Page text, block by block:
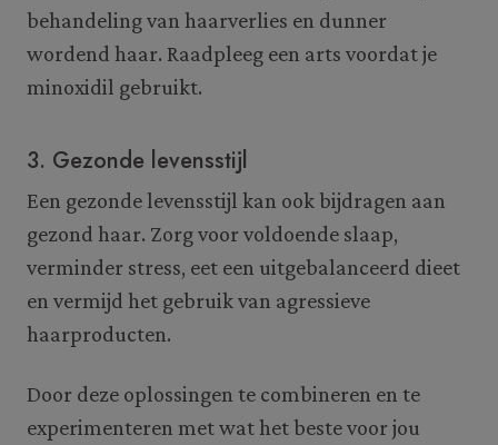
behandeling van haarverlies en dunner
wordend haar. Raadpleeg een arts voordat je
minoxidil gebruikt.
3. Gezonde levensstijl
Een gezonde levensstijl kan ook bijdragen aan
gezond haar. Zorg voor voldoende slaap,
verminder stress, eet een uitgebalanceerd dieet
en vermijd het gebruik van agressieve
haarproducten.
Door deze oplossingen te combineren en te
experimenteren met wat het beste voor jou